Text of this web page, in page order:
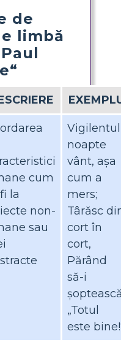
de
limbă
cum
la
non-
sau
Vigilentul
noapte
vânt, așa
cum a
mers;
Târăsc
cort în
cort,
Părând
să-i
„Totul
este